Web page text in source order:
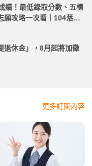
績！最低錄取分數、五標
願攻略一次看｜104落點
退休金」，8月起將加徵
更多訂閱內容